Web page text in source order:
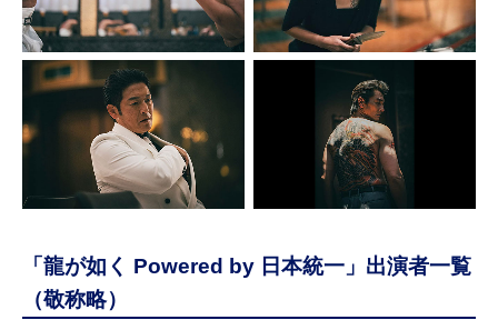
「龍が如く Powered by 日本統一」出演者一覧
（敬称略）